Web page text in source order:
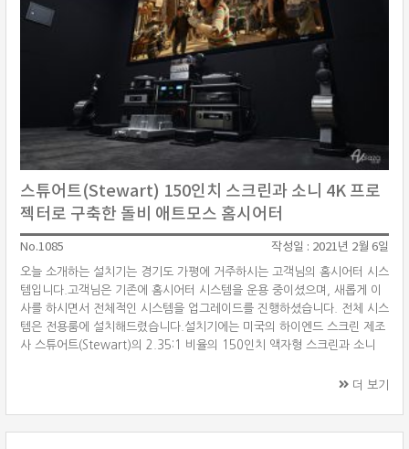
스튜어트(Stewart) 150인치 스크린과 소니 4K 프로
젝터로 구축한 돌비 애트모스 홈시어터
No.1085 작성일 : 2021년 2월 6일
오늘 소개하는 설치기는 경기도 가평에 거주하시는 고객님의 홈시어터 시스
템입니다.고객님은 기존에 홈시어터 시스템을 운용 중이셨으며, 새롭게 이
사를 하시면서 전체적인 시스템을 업그레이드를 진행하셨습니다. 전체 시스
템은 전용룸에 설치해드렸습니다.설치기에는 미국의 하이엔드 스크린 제조
사 스튜어트(Stewart)의 2.35:1 비율의 150인치 액자형 스크린과 소니
는 데논(Denon) 110주년 기념 모델인 AVC-A110을 선택하셨습니다. 홈
스를 위한 오버헤드 스피커로 B&W(Bowers&Wilkins) CCM683 4개와
서브우퍼를 추가하였습니다. 홈시어터 시스템은 돌비 애트모스(D ···
더 보기